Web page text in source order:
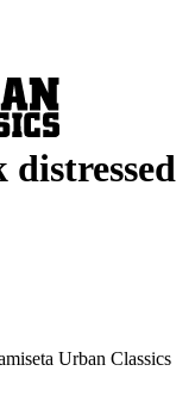
Urban Classics